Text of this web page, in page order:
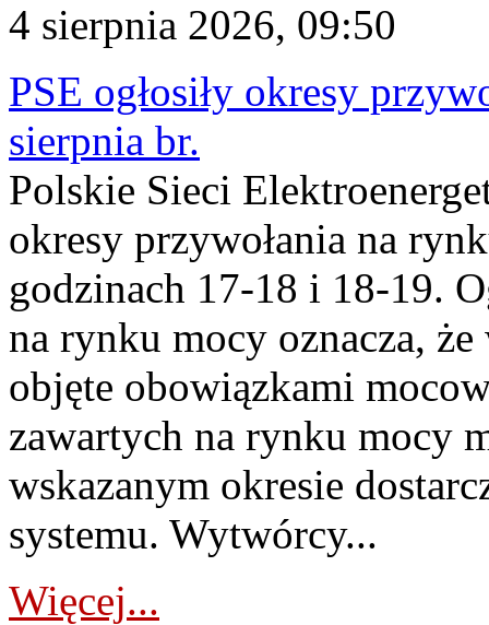
4 sierpnia 2026, 09:50
PSE ogłosiły okresy
sierpnia br.
Polskie Sieci
okresy przywołania na
godzinach 17-18 i 18-19.
na rynku mocy oznacza,
objęte obowiązkami
zawartych na rynku mocy
wskazanym okresie
systemu. Wytwórcy...
Więcej...